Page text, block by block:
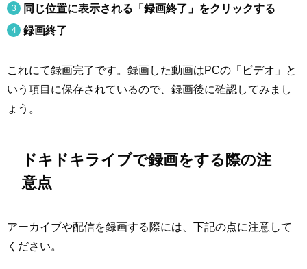
同じ位置に表示される「録画終了」をクリックする
録画終了
これにて録画完了です。録画した動画はPCの「ビデオ」と
いう項目に保存されているので、録画後に確認してみまし
ょう。
ドキドキライブで録画をする際の注
意点
アーカイブや配信を録画する際には、下記の点に注意して
ください。